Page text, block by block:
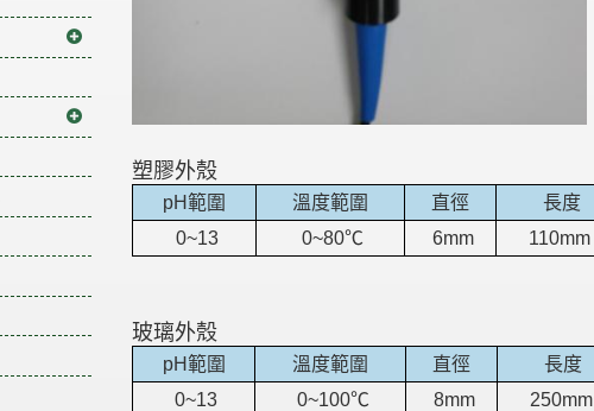
塑膠外殼
pH 範圍 溫度範圍 直徑 長度
0~13
0~80℃ 6mm 110mm
玻璃外殼
pH 範圍 溫度範圍 直徑 長度
0~13
0~100℃ 8mm 250mm